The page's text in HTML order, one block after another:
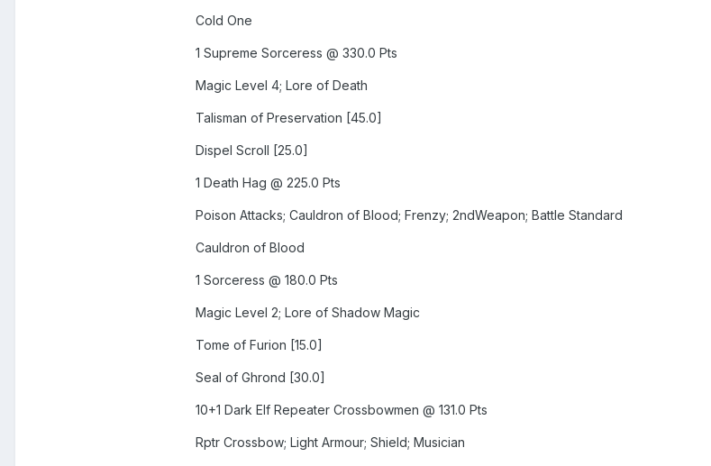
Cold One
1 Supreme Sorceress @ 330.0 Pts
Magic Level 4; Lore of Death
Talisman of Preservation [45.0]
Dispel Scroll [25.0]
1 Death Hag @ 225.0 Pts
Poison Attacks; Cauldron of Blood; Frenzy; 2ndWeapon; Battle Standard
Cauldron of Blood
1 Sorceress @ 180.0 Pts
Magic Level 2; Lore of Shadow Magic
Tome of Furion [15.0]
Seal of Ghrond [30.0]
10+1 Dark Elf Repeater Crossbowmen @ 131.0 Pts
Rptr Crossbow; Light Armour; Shield; Musician